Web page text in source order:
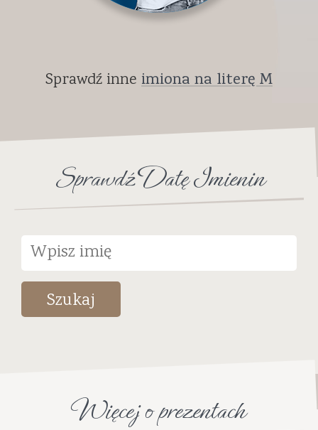
Sprawdź inne imiona na literę M
Sprawdź Datę Imienin
Szukaj
Więcej o prezentach